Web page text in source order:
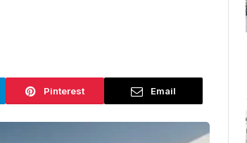
Pinterest Email